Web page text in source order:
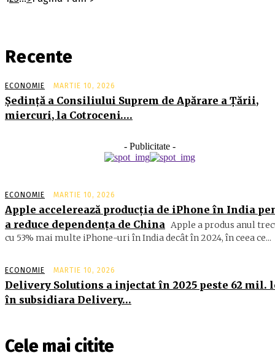
Recente
ECONOMIE MARTIE 10, 2026
Şedinţă a Consiliului Suprem de Apărare a Ţării,
miercuri, la Cotroceni….
- Publicitate -
ECONOMIE MARTIE 10, 2026
Apple accelerează producția de iPhone în India
a reduce dependența de China Apple a produs anul
cu 53% mai multe iPhone-uri în India decât în 2024, în ceea ce...
ECONOMIE MARTIE 10, 2026
Delivery Solutions a injectat în 2025 peste 62 mil.
în subsidiara Delivery…
Cele mai citite